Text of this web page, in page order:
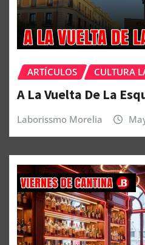
ARTÍCULOS CULTURA
A La Vuelta De La
Laborissmo Morelia